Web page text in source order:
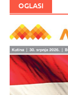
OGLASI